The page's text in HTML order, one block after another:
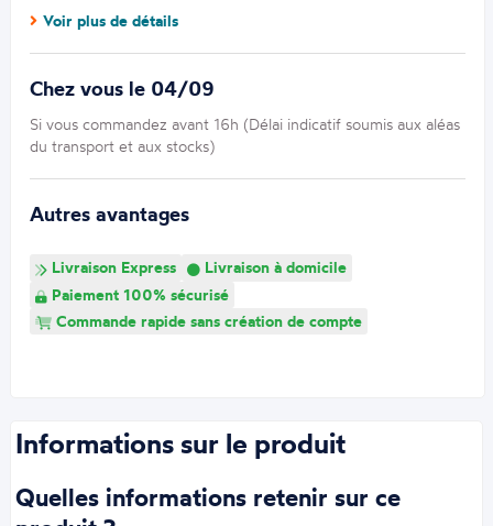
Voir plus de détails
Chez vous le 04/09
Si vous commandez avant 16h (Délai indicatif soumis aux aléas
du transport et aux stocks)
Autres avantages
Livraison Express
Livraison à domicile
Paiement 100% sécurisé
Commande rapide sans création de compte
Informations sur le produit
Quelles informations retenir sur ce